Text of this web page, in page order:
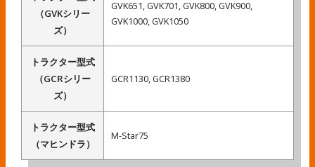
（GVKシリー
ズ）
GVK651, GVK701, GVK800, GVK900,
GVK1000, GVK1050
トラクター型式
（GCRシリー
ズ）
GCR1130, GCR1380
トラクター型式
（マヒンドラ）
M-Star75